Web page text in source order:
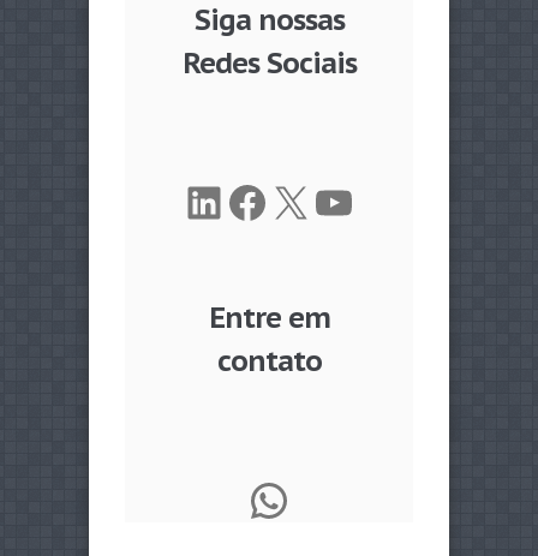
Siga nossas
Redes Sociais
LinkedIn
Facebook
X Youtube
Entre em
contato
WhatsApp